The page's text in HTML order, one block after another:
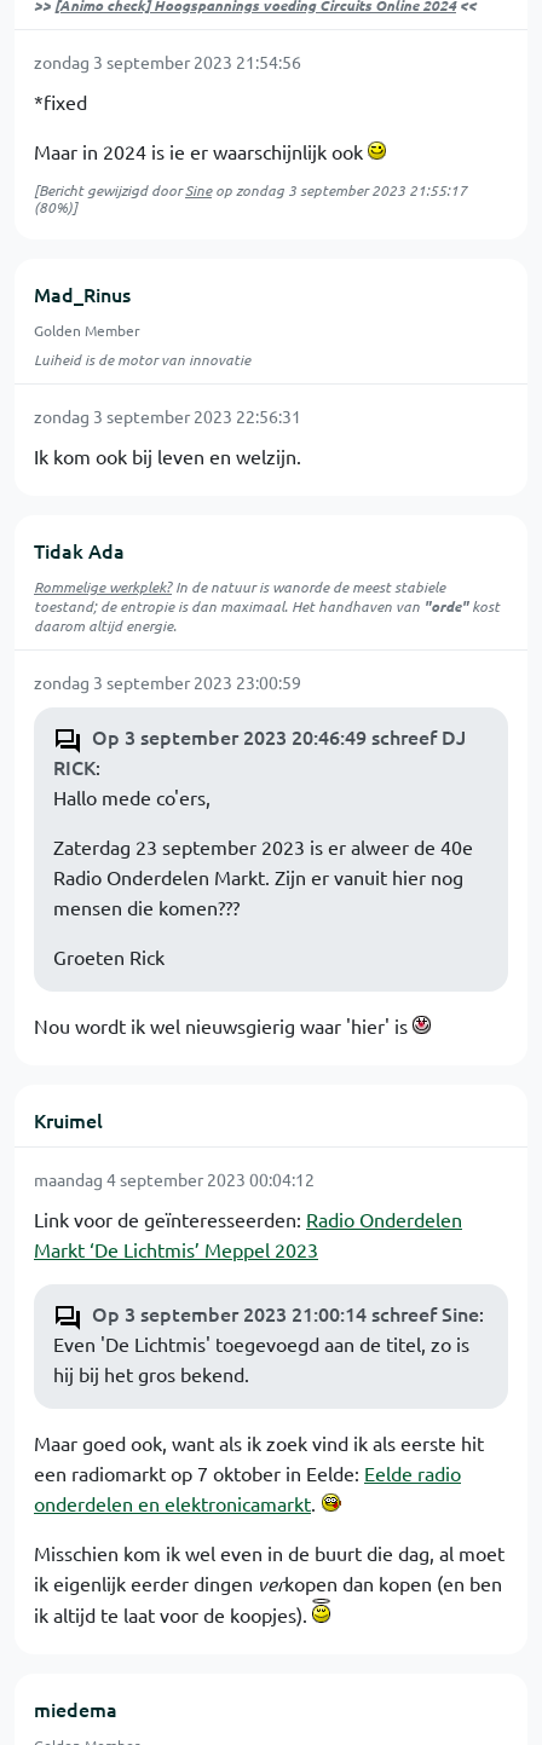
>> [Animo check] Hoogspannings voeding Circuits Online 2024<<
zondag 3 september 2023 21:54:56
*fixed
Maar in 2024 is ie er waarschijnlijk ook
[Bericht gewijzigd doorSineop zondag 3 september 2023 21:55:17
(80%)]
Mad_Rinus
Golden Member
Luiheid is de motor van innovatie
zondag 3 september 2023 22:56:31
Ik kom ook bij leven en welzijn.
Tidak Ada
Rommelige werkplek?In de natuur iswanordede meest stabiele
toestand; de entropie is dan maximaal. Het handhaven van "orde"kost
daarom altijd energie.
zondag 3 september 2023 23:00:59
Op 3 september 2023 20:46:49 schreef DJ
RICK:
Hallo mede co'ers,
Zaterdag 23 september 2023 is er alweer de 40e
Radio Onderdelen Markt. Zijn er vanuit hier nog
mensen die komen???
Groeten Rick
Nou wordt ik wel nieuwsgierig waar 'hier' is
Kruimel
maandag 4 september 2023 00:04:12
Link voor de geïnteresseerden: Radio Onderdelen
Markt ‘De Lichtmis’ Meppel 2023
Op 3 september 2023 21:00:14 schreef Sine:
Even 'De Lichtmis' toegevoegd aan de titel, zo is
hij bij het gros bekend.
Maar goed ook, want als ik zoek vind ik als eerste hit
een radiomarkt op 7 oktober in Eelde: Eelde radio
onderdelen en elektronicamarkt.
Misschien kom ik wel even in de buurt die dag, al moet
ik eigenlijk eerder dingen verkopen dan kopen (en ben
ik altijd te laat voor de koopjes).
miedema